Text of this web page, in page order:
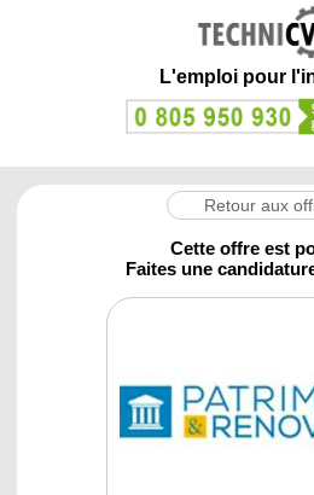
L'emploi pour
Retour aux
Cette offre est
Faites une